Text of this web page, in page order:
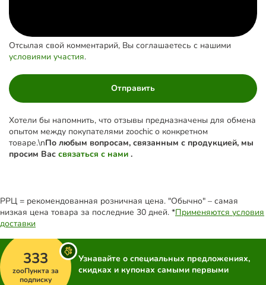
Отсылая свой комментарий, Вы соглашаетесь с нашими
условиями участия.
Отправить
Хотели бы напомнить, что отзывы предназначены для обмена
опытом между покупателями zoochic о конкретном
товаре.\nПо любым вопросам, связанным с продукцией, мы
просим Вас связаться с нами .
РРЦ = рекомендованная розничная цена. "Обычно" – самая
низкая цена товара за последние 30 дней. *Применяются условия
доставки
333
zooПункта за
подписку
Узнавайте о специальных предложениях,
скидках и купонах самыми первыми